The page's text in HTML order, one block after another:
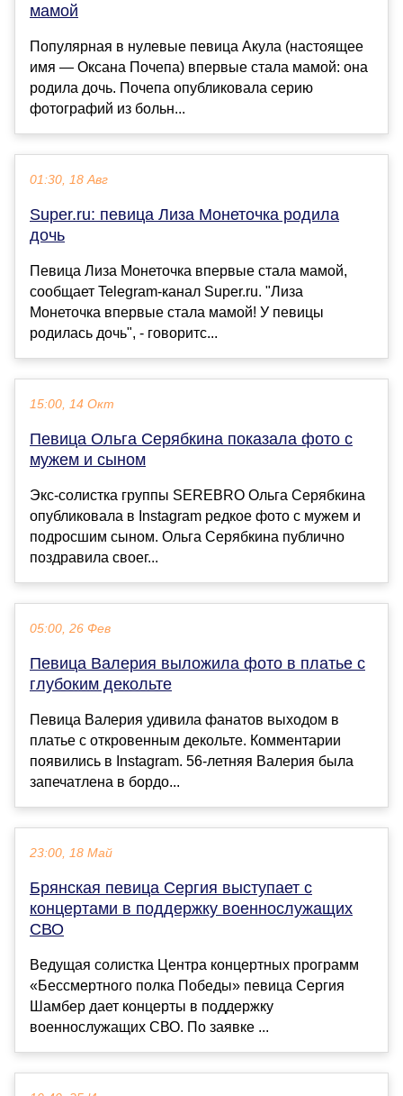
мамой
Популярная в нулевые певица Акула (настоящее
имя — Оксана Почепа) впервые стала мамой: она
родила дочь. Почепа опубликовала серию
фотографий из больн...
01:30, 18 Авг
Super.ru: певица Лиза Монеточка родила
дочь
Певица Лиза Монеточка впервые стала мамой,
сообщает Telegram-канал Super.ru. "Лиза
Монеточка впервые стала мамой! У певицы
родилась дочь", - говоритс...
15:00, 14 Окт
Певица Ольга Серябкина показала фото с
мужем и сыном
Экс-солистка группы SEREBRO Ольга Серябкина
опубликовала в Instagram редкое фото с мужем и
подросшим сыном. Ольга Серябкина публично
поздравила своег...
05:00, 26 Фев
Певица Валерия выложила фото в платье с
глубоким декольте
Певица Валерия удивила фанатов выходом в
платье с откровенным декольте. Комментарии
появились в Instagram. 56-летняя Валерия была
запечатлена в бордо...
23:00, 18 Май
Брянская певица Сергия выступает с
концертами в поддержку военнослужащих
СВО
Ведущая солистка Центра концертных программ
«Бессмертного полка Победы» певица Сергия
Шамбер дает концерты в поддержку
военнослужащих СВО. По заявке ...